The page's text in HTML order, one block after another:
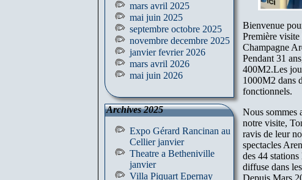
mars avril 2025
mai juin 2025
septembre octobre 2025
novembre decembre 2025
janvier fevrier 2026
mars avril 2026
mai juin 2026
Archives 2025
Expo Gérard Rancinan au
Cellier janvier
Theatre a Betheniville
janvier
Villa Piquart Epernay
Bienvenue
Première
Champagne
Pendant 31
400M2.Les
1000M2 dans
fonctionnels.
Nous sommes
notre visite,
ravis de leur
spectacles
des 44
diffuse dans